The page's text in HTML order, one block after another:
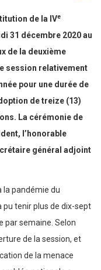
de la IVe
31 décembre 2020 au
de la deuxième
session relativement
pour une durée de
de treize (13)
La cérémonie de
l’honorable
général adjoint
la pandémie du
pu tenir plus de dix-sept
par semaine. Selon
de la session, et
de la menace